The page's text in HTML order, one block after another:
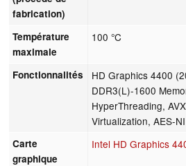
fabrication)
Température
maximale
100 °C
Fonctionnalités
HD Graphics 4400
DDR3(L)-1600
HyperThreading,
Virtualization, AES-NI
Carte
graphique
Intel HD Graphics